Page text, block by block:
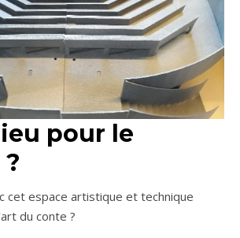
pour le
cet espace artistique et technique
du conte ?